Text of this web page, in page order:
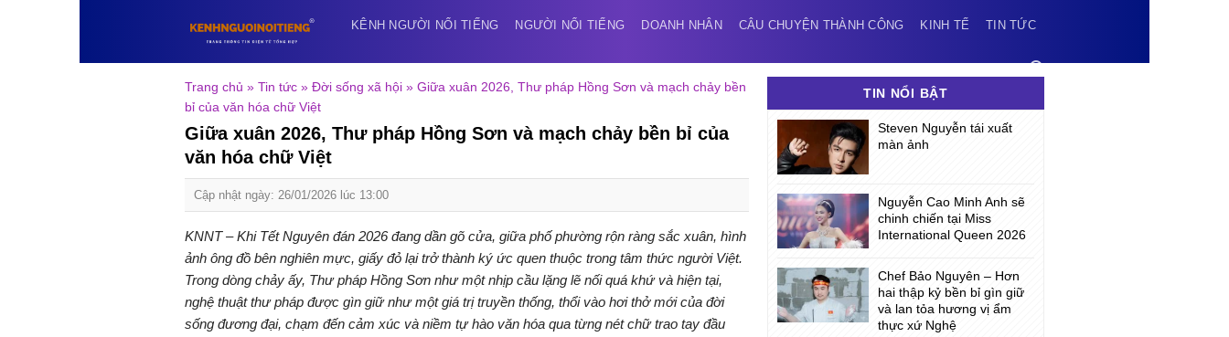
KÊNH NGƯỜI NỔI TIẾNG NGƯỜI NỔI TIẾNG DOANH NHÂN CÂU CHUYỆN THÀNH CÔNG KINH TẾ TIN TỨC
Trang chủ » Tin tức » Đời sống xã hội » Giữa xuân 2026, Thư pháp Hồng Sơn và mạch chảy bền
bỉ của văn hóa chữ Việt
Giữa xuân 2026, Thư pháp Hồng Sơn và mạch chảy bền bỉ của
văn hóa chữ Việt
Cập nhật ngày: 26/01/2026 lúc 13:00
KNNT – Khi Tết Nguyên đán 2026 đang dần gõ cửa, giữa phố phường rộn ràng sắc xuân, hình
ảnh ông đồ bên nghiên mực, giấy đỏ lại trở thành ký ức quen thuộc trong tâm thức người Việt.
Trong dòng chảy ấy, Thư pháp Hồng Sơn như một nhịp cầu lặng lẽ nối quá khứ và hiện tại,
nghệ thuật thư pháp được gìn giữ như một giá trị truyền thống, thổi vào hơi thở mới của đời
sống đương đại, chạm đến cảm xúc và niềm tự hào văn hóa qua từng nét chữ trao tay đầu
TIN NỔI BẬT
Steven Nguyễn tái xuất
màn ảnh
Nguyễn Cao Minh Anh sẽ
chinh chiến tại Miss
International Queen 2026
Chef Bảo Nguyên – Hơn
hai thập kỷ bền bỉ gìn giữ
và lan tỏa hương vị ẩm
thực xứ Nghệ